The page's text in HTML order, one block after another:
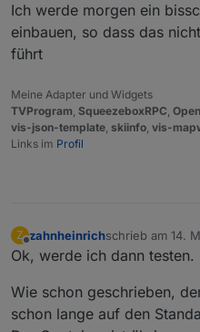
Ich werde morgen ein
einbauen, so dass das
führt
Meine Adapter und Widgets
TVProgram, SqueezeboxRPC,
vis-json-template, skiinfo, vis-
Links im Profil
Z zahnheinrichschrieb am 14.
zuletzt editiert
Ok, werde ich dann testen.
Wie schon geschrieben,
schon lange auf den